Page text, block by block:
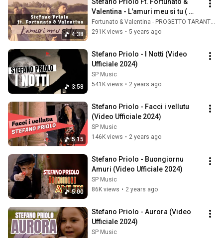
4:38
Stefano Priolo Ft. Fortunato &
Valentina - L'amuri meu si tu (
Ufficiale 2021 )
Fortunato & Valentina - PROGETTO TARANTELLA
291K views • 5 years ago
3:58
Stefano Priolo - I Notti (Video
Ufficiale 2024)
SP Music
541K views • 2 years ago
5:15
Stefano Priolo - Facci i vellutu
(Video Ufficiale 2024)
SP Music
146K views • 2 years ago
5:00
Stefano Priolo - Buongiornu
Amuri (Video Ufficiale 2024)
SP Music
86K views • 2 years ago
Stefano Priolo - Aurora (Video
Ufficiale 2024)
SP Music